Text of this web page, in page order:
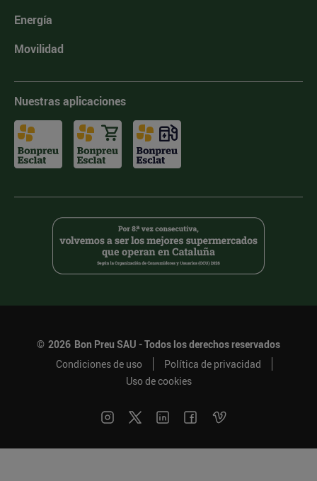
Energía
Movilidad
Nuestras aplicaciones
© 2026 Bon Preu SAU - Todos los derechos reservados
Condiciones de uso
Política de privacidad
Uso de cookies